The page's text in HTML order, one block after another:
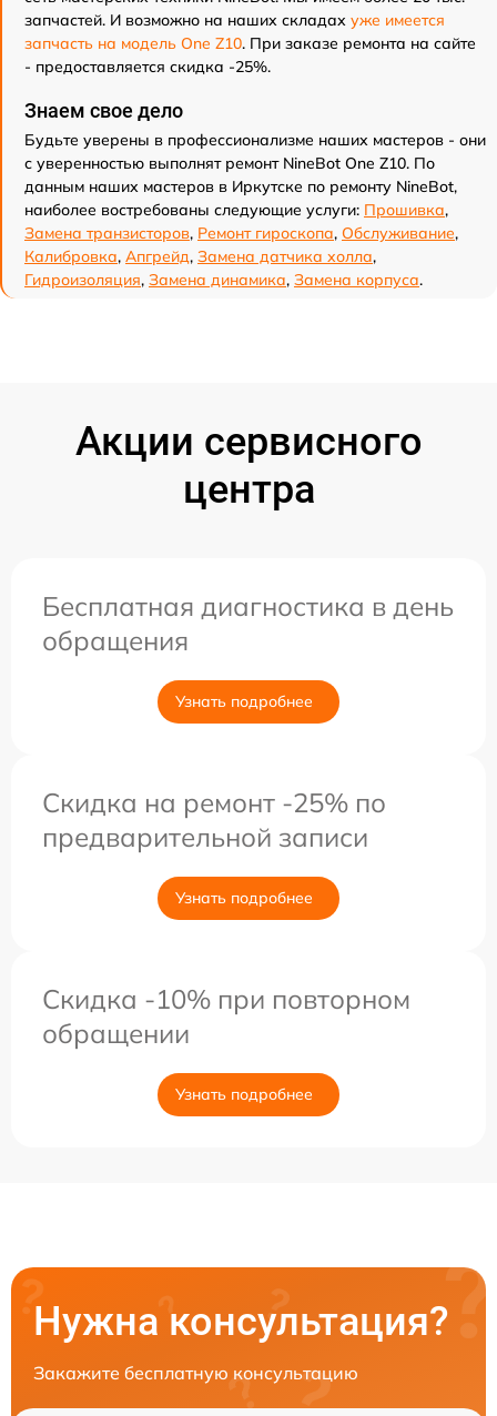
запчастей. И возможно на наших складах уже имеется
запчасть на модель One Z10. При заказе ремонта на сайте
- предоставляется скидка -25%.
Знаем свое дело
Будьте уверены в профессионализме наших мастеров - они
с уверенностью выполнят ремонт NineBot One Z10. По
данным наших мастеров в Иркутске по ремонту NineBot,
наиболее востребованы следующие услуги: Прошивка,
Замена транзисторов, Ремонт гироскопа, Обслуживание,
Калибровка, Апгрейд, Замена датчика холла,
Гидроизоляция, Замена динамика, Замена корпуса.
Акции сервисного
центра
Бесплатная диагностика в день
обращения
Узнать подробнее
Скидка на ремонт -25% по
предварительной записи
Узнать подробнее
Скидка -10% при повторном
обращении
Узнать подробнее
Нужна консультация?
Закажите бесплатную консультацию